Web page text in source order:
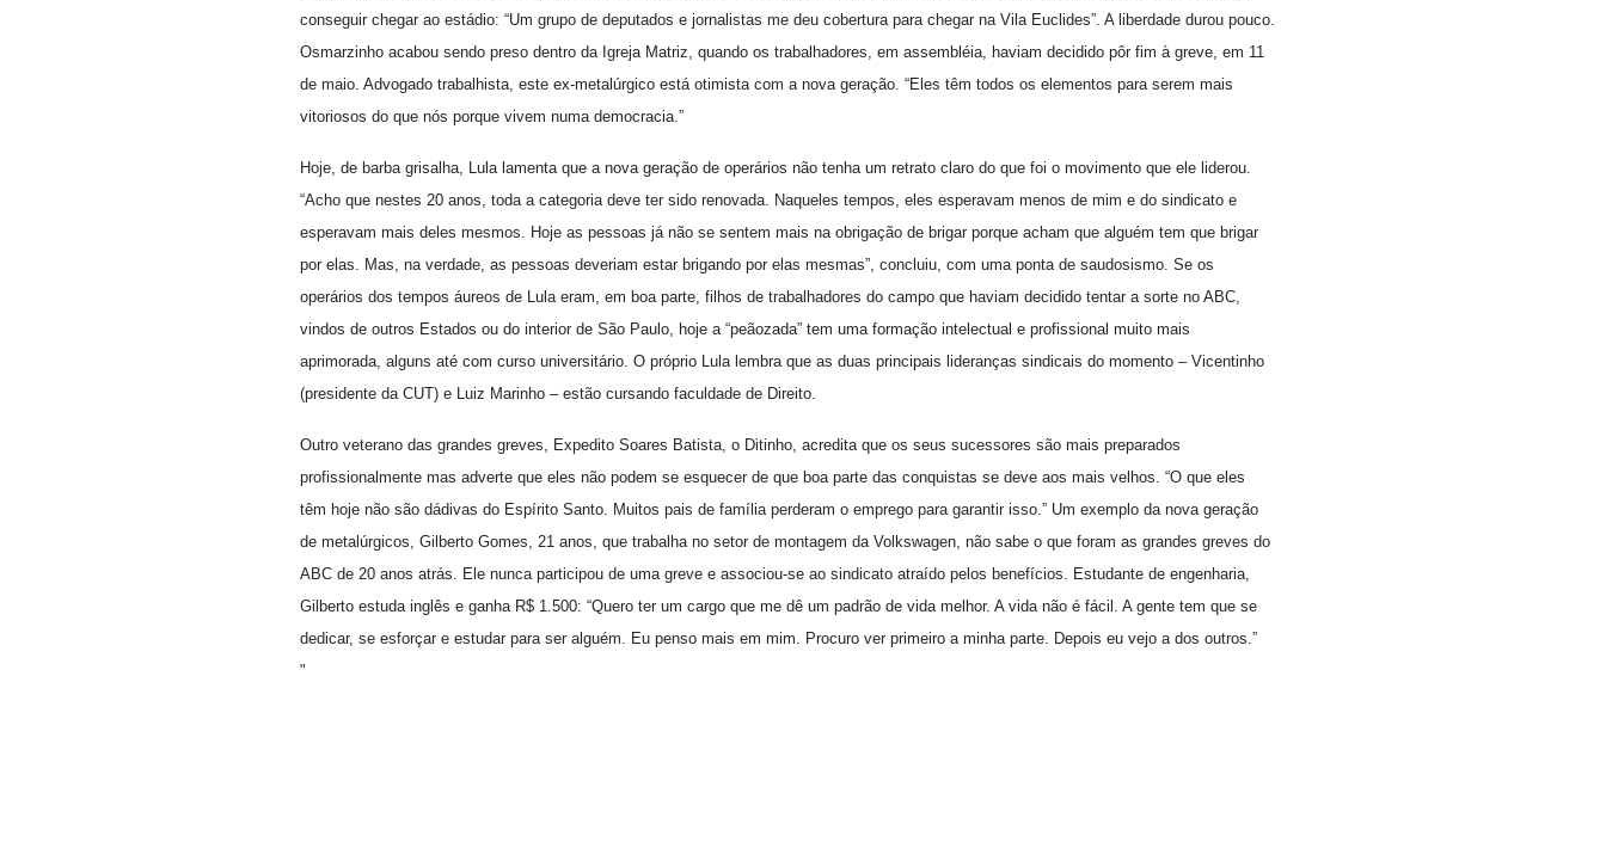
conseguir chegar ao estádio: “Um grupo de deputados e jornalistas me deu cobertura para chegar na Vila Euclides”. A liberdade durou pouco.
Osmarzinho acabou sendo preso dentro da Igreja Matriz, quando os trabalhadores, em assembléia, haviam decidido pôr fim à greve, em 11
de maio. Advogado trabalhista, este ex-metalúrgico está otimista com a nova geração. “Eles têm todos os elementos para serem mais
vitoriosos do que nós porque vivem numa democracia.”
Hoje, de barba grisalha, Lula lamenta que a nova geração de operários não tenha um retrato claro do que foi o movimento que ele liderou.
“Acho que nestes 20 anos, toda a categoria deve ter sido renovada. Naqueles tempos, eles esperavam menos de mim e do sindicato e
esperavam mais deles mesmos. Hoje as pessoas já não se sentem mais na obrigação de brigar porque acham que alguém tem que brigar
por elas. Mas, na verdade, as pessoas deveriam estar brigando por elas mesmas”, concluiu, com uma ponta de saudosismo. Se os
operários dos tempos áureos de Lula eram, em boa parte, filhos de trabalhadores do campo que haviam decidido tentar a sorte no ABC,
vindos de outros Estados ou do interior de São Paulo, hoje a “peãozada” tem uma formação intelectual e profissional muito mais
aprimorada, alguns até com curso universitário. O próprio Lula lembra que as duas principais lideranças sindicais do momento – Vicentinho
(presidente da CUT) e Luiz Marinho – estão cursando faculdade de Direito.
Outro veterano das grandes greves, Expedito Soares Batista, o Ditinho, acredita que os seus sucessores são mais preparados
profissionalmente mas adverte que eles não podem se esquecer de que boa parte das conquistas se deve aos mais velhos. “O que eles
têm hoje não são dádivas do Espírito Santo. Muitos pais de família perderam o emprego para garantir isso.” Um exemplo da nova geração
de metalúrgicos, Gilberto Gomes, 21 anos, que trabalha no setor de montagem da Volkswagen, não sabe o que foram as grandes greves do
ABC de 20 anos atrás. Ele nunca participou de uma greve e associou-se ao sindicato atraído pelos benefícios. Estudante de engenharia,
Gilberto estuda inglês e ganha R$ 1.500: “Quero ter um cargo que me dê um padrão de vida melhor. A vida não é fácil. A gente tem que se
dedicar, se esforçar e estudar para ser alguém. Eu penso mais em mim. Procuro ver primeiro a minha parte. Depois eu vejo a dos outros.”
"